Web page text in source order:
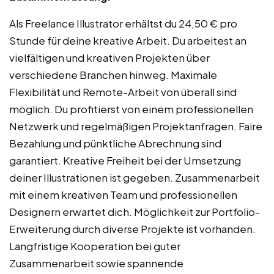
Als Freelance Illustrator erhältst du 24,50 € pro
Stunde für deine kreative Arbeit. Du arbeitest an
vielfältigen und kreativen Projekten über
verschiedene Branchen hinweg. Maximale
Flexibilität und Remote-Arbeit von überall sind
möglich. Du profitierst von einem professionellen
Netzwerk und regelmäßigen Projektanfragen. Faire
Bezahlung und pünktliche Abrechnung sind
garantiert. Kreative Freiheit bei der Umsetzung
deiner Illustrationen ist gegeben. Zusammenarbeit
mit einem kreativen Team und professionellen
Designern erwartet dich. Möglichkeit zur Portfolio-
Erweiterung durch diverse Projekte ist vorhanden.
Langfristige Kooperation bei guter
Zusammenarbeit sowie spannende